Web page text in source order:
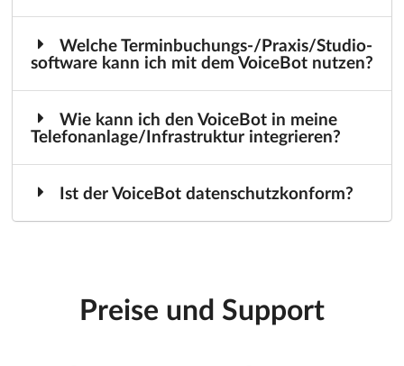
Welche Terminbuchungs-/Praxis/Studio-
software kann ich mit dem VoiceBot nutzen?
Wie kann ich den VoiceBot in meine
Telefonanlage/Infrastruktur integrieren?
Ist der VoiceBot datenschutzkonform?
Preise und Support